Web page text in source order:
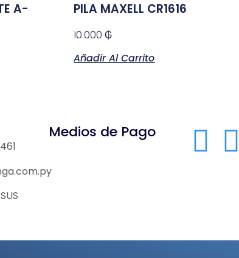
A-
PILA MAXELL CR1616
10.000₲
Añadir Al Carrito
Medios de Pago